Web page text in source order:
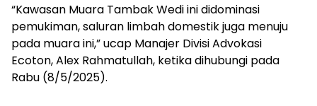
“Kawasan Muara Tambak Wedi ini didominasi
pemukiman, saluran limbah domestik juga menuju
pada muara ini,” ucap Manajer Divisi Advokasi
Ecoton, Alex Rahmatullah, ketika dihubungi pada
Rabu (8/5/2025).